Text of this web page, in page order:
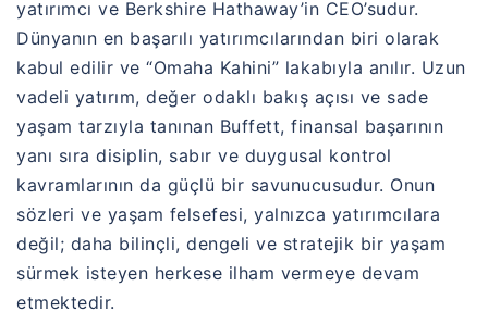
yatırımcı ve Berkshire Hathaway’in CEO’sudur.
Dünyanın en başarılı yatırımcılarından biri olarak
kabul edilir ve “Omaha Kahini” lakabıyla anılır. Uzun
vadeli yatırım, değer odaklı bakış açısı ve sade
yaşam tarzıyla tanınan Buffett, finansal başarının
yanı sıra disiplin, sabır ve duygusal kontrol
kavramlarının da güçlü bir savunucusudur. Onun
sözleri ve yaşam felsefesi, yalnızca yatırımcılara
değil; daha bilinçli, dengeli ve stratejik bir yaşam
sürmek isteyen herkese ilham vermeye devam
etmektedir.